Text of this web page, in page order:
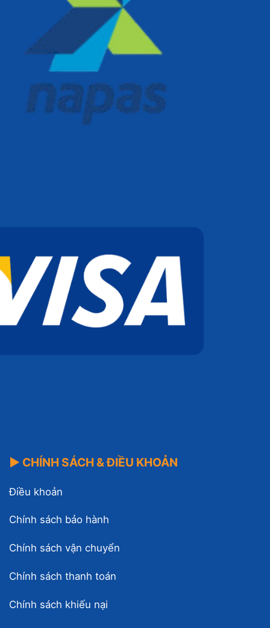
▶ CHÍNH SÁCH & ĐIỀU KHOẢN
Điều khoản
Chính sách bảo hành
Chính sách vận chuyển
Chính sách thanh toán
Chính sách khiếu nại